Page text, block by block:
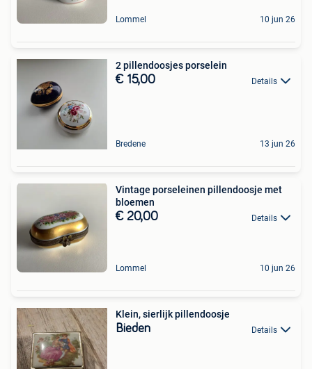
Lommel 10 jun 26
2 pillendoosjes porselein
€ 15,00 Details
Bredene 13 jun 26
Vintage porseleinen pillendoosje met
bloemen
€ 20,00 Details
Lommel 10 jun 26
Klein, sierlijk pillendoosje
Bieden Details